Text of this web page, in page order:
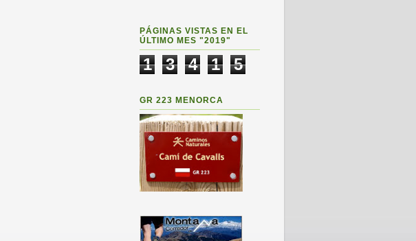
PÁGINAS VISTAS EN EL
ÚLTIMO MES "2019"
1 3 4 1 5
GR 223 MENORCA